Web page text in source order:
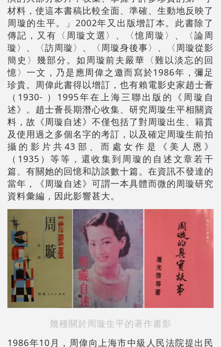
材料，使這本書稿比較全面、準確、生動地反映了
周璇的生平。」2002年又出版增訂本。此書除了
傳記，又有〈周璇文選〉、〈憶周璇〉、〈論周
璇〉、〈訪周璇〉、〈周璇身後事〉、〈周璇從影
簡史〉幾部分。如周璇前夫嚴華〈難以淡忘的回
憶〉一文，乃是應周偉之邀而寫於1986年，彌足
珍貴。周偉此書得以增訂，也有賴電影史家趙士薈
（1930- ）1995年在上海三聯出版的《周璇自
述》。趙士薈長期潛心收集、研究周璇生平相關資
料，故《周璇自述》不僅包括了對周璇出生、籍貫
及使用過之多個名字的考訂，以及確定周璇生前拍
攝的影片共43部、而處女作是《美人恩》
（1935）等等，還收集到周璇的自述文章若干
篇、有關她的回憶和訪談數十篇。在資訊不發達的
當年，《周璇自述》可謂一本具體而微的周璇研究
資料彙編，因此影響甚大。
幾種關於周璇生平的著作書影
1986年10月，周偉向上海市中級人民法院提出民